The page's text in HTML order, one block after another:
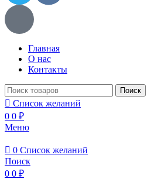
Главная
О нас
Контакты
Поиск
Список желаний
0 0 ₽
Меню
0 Список желаний
Поиск
0 0 ₽